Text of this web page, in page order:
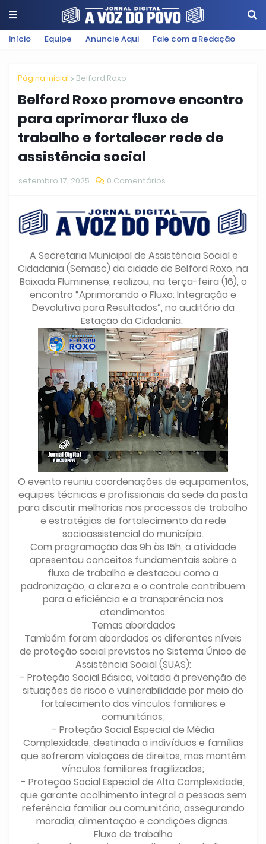
Início Equipe Anuncie Aqui Fale com a Redação
Página inicial Belford Roxo
Belford Roxo promove encontro
para aprimorar fluxo de
trabalho e fortalecer rede de
assistência social
setembro 17, 2025 0 Comentários
A Secretaria Municipal de Assistência Social e
Cidadania (Semasc) da cidade de Belford Roxo, na
Baixada Fluminense, realizou, na terça-feira (16), o
encontro “Aprimorando o Fluxo: Integração e
Devolutiva para Resultados”, no auditório da
Estação da Cidadania.
O evento reuniu coordenações de equipamentos,
equipes técnicas e profissionais da sede da pasta
para discutir melhorias nos processos de trabalho
e estratégias de fortalecimento da rede
socioassistencial do município.
Com programação das 9h às 15h, a atividade
apresentou conceitos fundamentais sobre o
fluxo de trabalho e destacou como a
padronização, a clareza e o controle contribuem
para a eficiência e a transparência nos
atendimentos.
Temas abordados
Também foram abordados os diferentes níveis
de proteção social previstos no Sistema Único de
Assistência Social (SUAS):
- Proteção Social Básica, voltada à prevenção de
situações de risco e vulnerabilidade por meio do
fortalecimento dos vínculos familiares e
comunitários;
- Proteção Social Especial de Média
Complexidade, destinada a indivíduos e famílias
que sofreram violações de direitos, mas mantêm
vínculos familiares fragilizados;
- Proteção Social Especial de Alta Complexidade,
que garante acolhimento integral a pessoas sem
referência familiar ou comunitária, assegurando
moradia, alimentação e condições dignas.
Fluxo de trabalho